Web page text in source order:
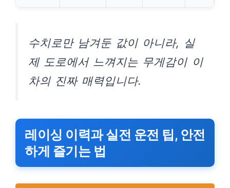
수치로만 남겨둔 값이 아니라, 실
제 도로에서 느껴지는 무게감이 이
차의 진짜 매력입니다.
레이싱 이력과 실전 운전 팁, 안전
하게 즐기는 법